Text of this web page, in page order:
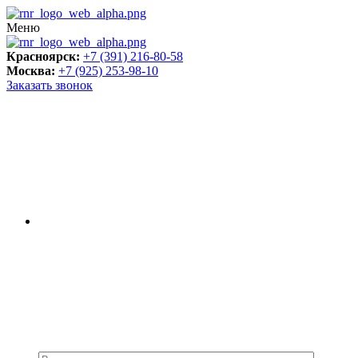
Меню
Красноярск: +7 (391) 216-80-58
Москва: +7 (925) 253-98-10
Заказать звонок